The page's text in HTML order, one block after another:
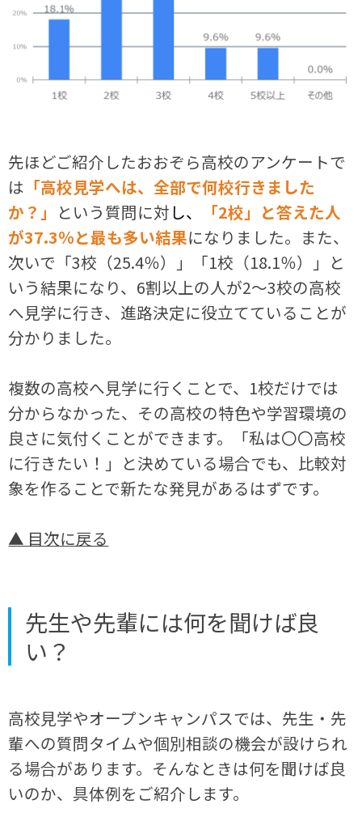
先ほどご紹介したおおぞら高校のアンケートで
は 「高校見学へは、全部で何校行きました
か？」 という質問に対 し、
「2校」と答えた人
が37.3％と最も多い結果になりました。また、
次いで「3校（25.4％）」「1校（18.1％）」と
いう結果になり、6割以上の人が2～3校の高校
へ見学に行き、進路決定に役立てていることが
分かりました。
複数の高校へ見学に行くことで、1校だけでは
分からなかった、その高校の特色や学習環境の
良さに気付くことができます。「私は〇〇高校
に行きたい！」と決めている場合でも、比較対
象を作ることで新たな発見があるはずです。
▲ 目次に戻る
先生や先輩には何を聞けば良
い？
高校見学やオープンキャンパスでは、先生・先
輩への質問タイムや個別相談の機会が設けられ
る場合があります。そんなときは何を聞けば良
いのか、具体例をご紹介します。